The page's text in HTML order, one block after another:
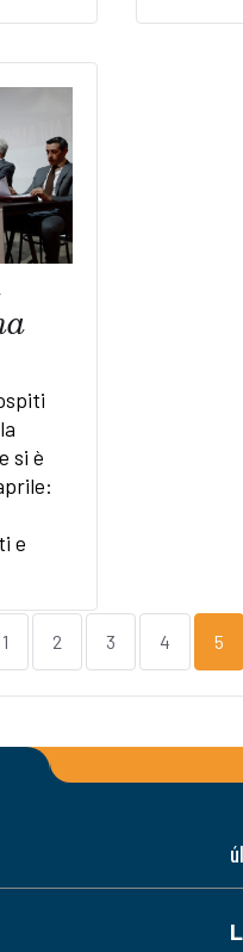
si è
e
1 2 3 4 5